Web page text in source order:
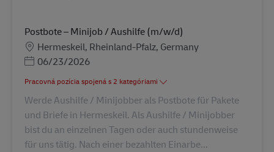
Postbote – Minijob / Aushilfe (m/w/d)
MiestoHermeskeil, Rheinland-Pfalz, Germany
Posted Date
06/23/2026
Pracovná pozícia spojená s 2 kategóriami
Werde Aushilfe / Minijobber als Postbote für Pakete
und Briefe in Hermeskeil. Als Aushilfe / Minijobber
bist du an einzelnen Tagen oder auch stundenweise
für uns tätig. Nach einer bezahlten Einarbe...